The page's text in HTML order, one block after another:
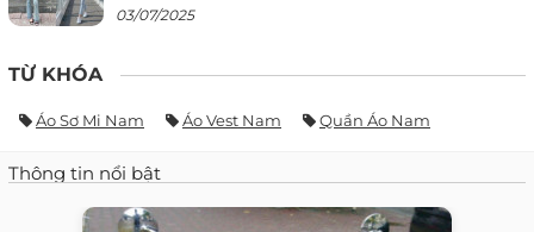
03/07/2025
TỪ KHÓA
Áo Sơ Mi Nam Áo Vest Nam Quần Áo Nam
Thông tin nổi bật